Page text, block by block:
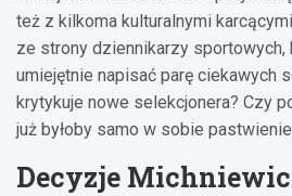
też z kilkoma kulturalnymi
ze strony dziennikarzy
umiejętnie napisać parę ciekawych
krytykuje nowe selekcjonera? Czy
już byłoby samo w sobie
Decyzje